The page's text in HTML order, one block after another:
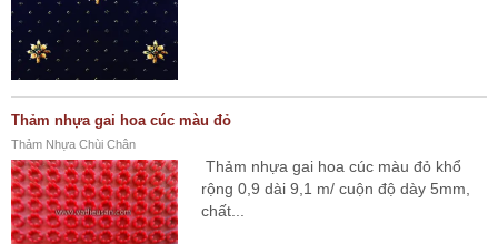
Thảm nhựa gai hoa cúc màu đỏ
Thảm Nhựa Chùi Chân
Thảm nhựa gai hoa cúc màu đỏ khổ
rộng 0,9 dài 9,1 m/ cuộn độ dày 5mm,
chất...